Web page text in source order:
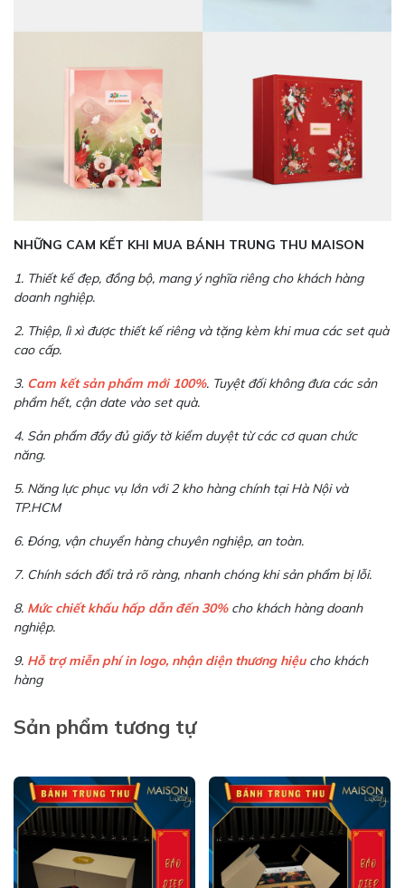
NHỮNG CAM KẾT KHI MUA BÁNH TRUNG THU MAISON
1. Thiết kế đẹp, đồng bộ, mang ý nghĩa riêng cho khách hàng
doanh nghiệp.
2. Thiệp, lì xì được thiết kế riêng và tặng kèm khi mua các set quà
cao cấp.
3. Cam kết sản phẩm mới 100%. Tuyệt đối không đưa các sản
phẩm hết, cận date vào set quà.
4. Sản phẩm đầy đủ giấy tờ kiểm duyệt từ các cơ quan chức
năng.
5. Năng lực phục vụ lớn với 2 kho hàng chính tại Hà Nội và
TP.HCM
6. Đóng, vận chuyển hàng chuyên nghiệp, an toàn.
7. Chính sách đổi trả rõ ràng, nhanh chóng khi sản phẩm bị lỗi.
8. Mức chiết khấu hấp dẫn đến 30%cho khách hàng doanh
nghiệp.
9. Hỗ trợ miễn phí in logo, nhận diện thương hiệucho khách
hàng
Sản phẩm tương tự